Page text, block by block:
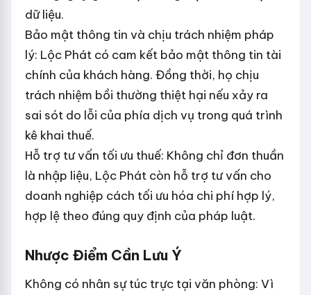
dữ liệu.
Bảo mật thông tin và chịu trách nhiệm pháp
lý: Lộc Phát có cam kết bảo mật thông tin tài
chính của khách hàng. Đồng thời, họ chịu
trách nhiệm bồi thường thiệt hại nếu xảy ra
sai sót do lỗi của phía dịch vụ trong quá trình
kê khai thuế.
Hỗ trợ tư vấn tối ưu thuế: Không chỉ đơn thuần
là nhập liệu, Lộc Phát còn hỗ trợ tư vấn cho
doanh nghiệp cách tối ưu hóa chi phí hợp lý,
hợp lệ theo đúng quy định của pháp luật.
Nhược Điểm Cần Lưu Ý
Không có nhân sự túc trực tại văn phòng: Vì